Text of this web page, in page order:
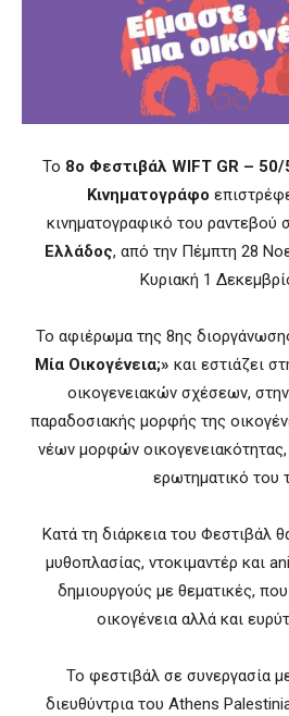
Το 8ο Φεστιβάλ WIFT GR – 50/
Κινηματογράφο
κινηματογραφικό του ραντεβού
Ελλάδος, από την Πέμπτη 28
Κυριακή 1
Το αφιέρωμα της 8ης
Μία Οικογένεια;» και εστιάζει
οικογενειακών σχέσεων,
παραδοσιακής μορφής της
νέων μορφών
ερωτηματικό του
Κατά τη διάρκεια του Φεστιβάλ
μυθοπλασίας, ντοκιμαντέρ και
δημιουργούς με θεματικές,
οικογένεια αλλά και
Το φεστιβάλ σε συνεργασία
διευθύντρια του Athens